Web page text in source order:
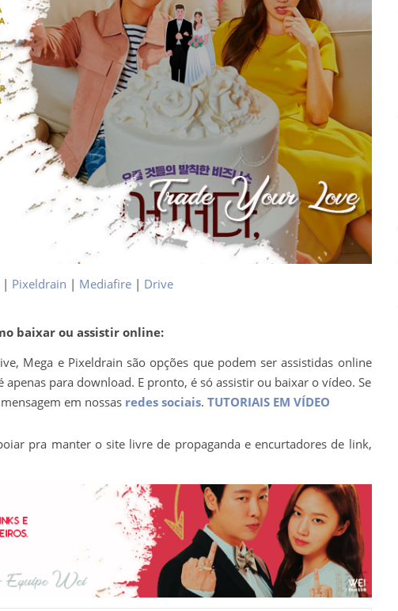
| Pixeldrain | Mediafire | Drive
baixar ou assistir online:
Mega e Pixeldrain são opções que podem ser assistidas online
para download. E pronto, é só assistir ou baixar o vídeo. Se
em nossas redes sociais. TUTORIAIS EM VÍDEO
pra manter o site livre de propaganda e encurtadores de link,